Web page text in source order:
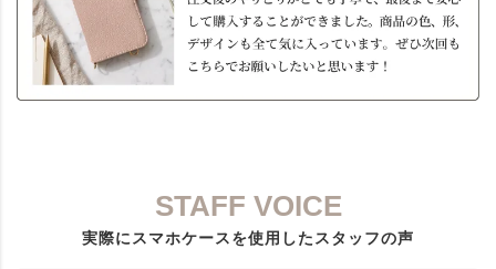
STAFF VOICE
実際にスマホケースを使用したスタッフの声